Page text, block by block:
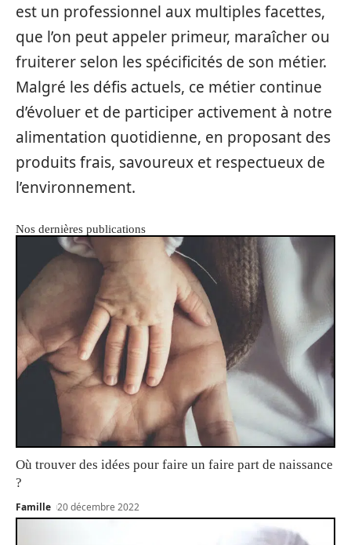
est un professionnel aux multiples facettes,
que l’on peut appeler primeur, maraîcher ou
fruiterer selon les spécificités de son métier.
Malgré les défis actuels, ce métier continue
d’évoluer et de participer activement à notre
alimentation quotidienne, en proposant des
produits frais, savoureux et respectueux de
l’environnement.
Nos dernières publications
Où trouver des idées pour faire un faire part de naissance
?
Famille 20 décembre 2022